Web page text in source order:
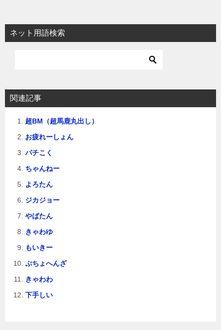
ビ
ゲ
ョ
ン
ネット用語検索
関連記事
超BM（超馬鹿丸出し）
お疲れーしょん
パチこく
ちゃんねー
よろたん
ジカジョー
やばたん
きゃわゆ
もいきー
ぷちょへんざ
きゃわわ
下手しい